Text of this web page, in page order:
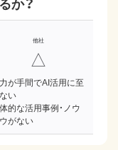
△
が手間でAI活用に至
い
的な活用事例・ノウ
がない